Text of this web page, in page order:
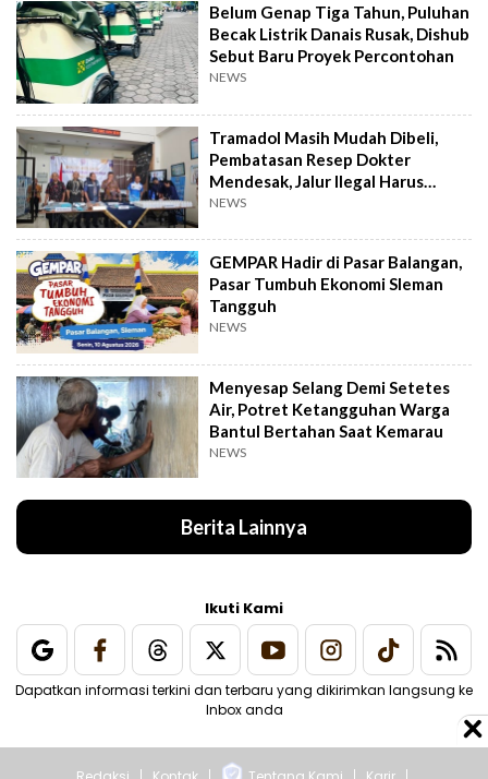
Belum Genap Tiga Tahun, Puluhan
Becak Listrik Danais Rusak, Dishub
Sebut Baru Proyek Percontohan
NEWS
Tramadol Masih Mudah Dibeli,
Pembatasan Resep Dokter
Mendesak, Jalur Ilegal Harus
Distop
NEWS
GEMPAR Hadir di Pasar Balangan,
Pasar Tumbuh Ekonomi Sleman
Tangguh
NEWS
Menyesap Selang Demi Setetes
Air, Potret Ketangguhan Warga
Bantul Bertahan Saat Kemarau
NEWS
Berita Lainnya
Ikuti Kami
Dapatkan informasi terkini dan terbaru yang dikirimkan langsung ke
Inbox anda